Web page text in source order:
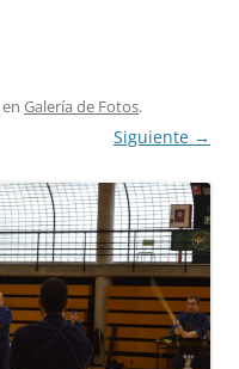
en Galería de Fotos.
Siguiente →